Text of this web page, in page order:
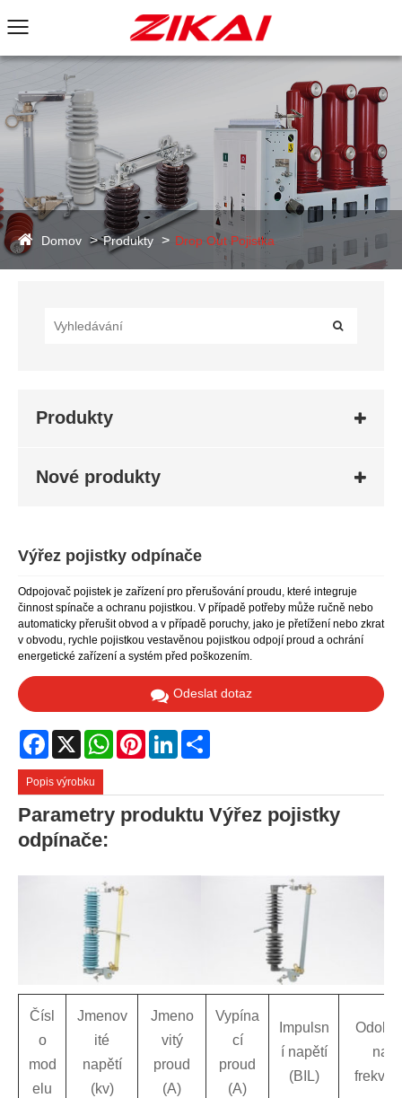
Domov Produkty Drop Out Pojistka
Produkty
Nové produkty
Výřez pojistky odpínače
Odpojovač pojistek je zařízení pro přerušování proudu, které integruje
činnost spínače a ochranu pojistkou. V případě potřeby může ručně nebo
automaticky přerušit obvod a v případě poruchy, jako je přetížení nebo zkrat
v obvodu, rychle pojistkou vestavěnou pojistkou odpojí proud a ochrání
energetické zařízení a systém před poškozením.
Odeslat dotaz
Facebook
X WhatsAppPinterestLinkedIn
Popis výrobku
Parametry produktu Výřez pojistky
odpínače:
Čísl
o
mod
elu
Jmenov
ité
napětí
(kv)
Jmeno
vitý
proud
(A)
Vypína
cí
proud
(A)
Impulsn
í napětí
(BIL)